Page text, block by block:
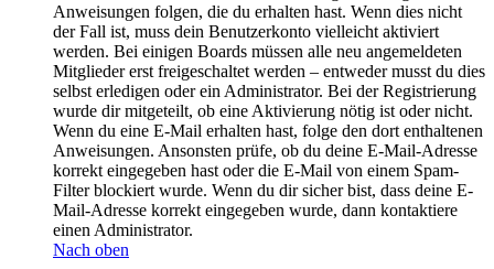
Anweisungen folgen, die du erhalten hast. Wenn dies nicht
der Fall ist, muss dein Benutzerkonto vielleicht aktiviert
werden. Bei einigen Boards müssen alle neu angemeldeten
Mitglieder erst freigeschaltet werden – entweder musst du dies
selbst erledigen oder ein Administrator. Bei der Registrierung
wurde dir mitgeteilt, ob eine Aktivierung nötig ist oder nicht.
Wenn du eine E-Mail erhalten hast, folge den dort enthaltenen
Anweisungen. Ansonsten prüfe, ob du deine E-Mail-Adresse
korrekt eingegeben hast oder die E-Mail von einem Spam-
Filter blockiert wurde. Wenn du dir sicher bist, dass deine E-
Mail-Adresse korrekt eingegeben wurde, dann kontaktiere
einen Administrator.
Nach oben